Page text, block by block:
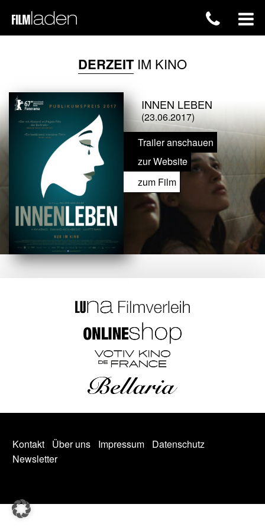
DERZEITIM KINO
INNEN LEBEN
(23.06.2017)
Trailer anschauen
zur Website
zum Film
Kontakt Über uns Impressum
Datenschutz
Newsletter